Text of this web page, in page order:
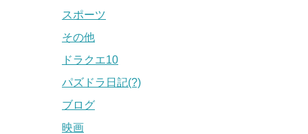
スポーツ
その他
ドラクエ10
パズドラ日記(?)
ブログ
映画